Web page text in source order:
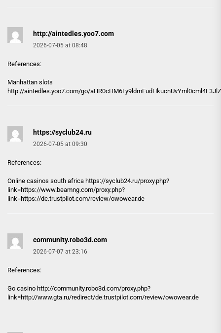
http://aintedles.yoo7.com
2026-07-05 at 08:48
References:
Manhattan slots
http://aintedles.yoo7.com/go/
https://syclub24.ru
2026-07-05 at 09:30
References:
Online casinos south africa https://syclub24.ru/proxy.php?
link=https://www.beamng.com/proxy.php?
link=https://de.trustpilot.com/review/owowear.de
community.robo3d.com
2026-07-07 at 23:16
References:
Go casino http://community.robo3d.com/proxy.php?
link=http://www.gta.ru/redirect/de.trustpilot.com/review/owowear.de